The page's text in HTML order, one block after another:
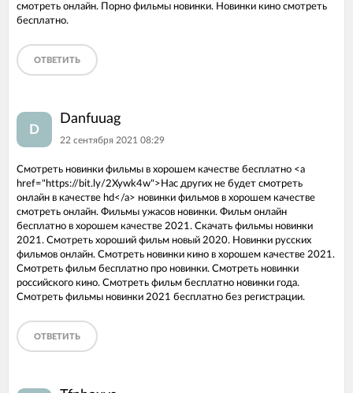
смотреть онлайн. Порно фильмы новинки. Новинки кино смотреть
бесплатно.
ОТВЕТИТЬ
D
Danfuuag
22 сентября 2021 08:29
Смотреть новинки фильмы в хорошем качестве бесплатно <a
href="https://bit.ly/2Xywk4w">Нас других не будет смотреть
онлайн в качестве hd</a> новинки фильмов в хорошем качестве
смотреть онлайн. Фильмы ужасов новинки. Фильм онлайн
бесплатно в хорошем качестве 2021. Скачать фильмы новинки
2021. Смотреть хороший фильм новый 2020. Новинки русских
фильмов онлайн. Смотреть новинки кино в хорошем качестве 2021.
Смотреть фильм бесплатно про новинки. Смотреть новинки
российского кино. Смотреть фильм бесплатно новинки года.
Смотреть фильмы новинки 2021 бесплатно без регистрации.
ОТВЕТИТЬ